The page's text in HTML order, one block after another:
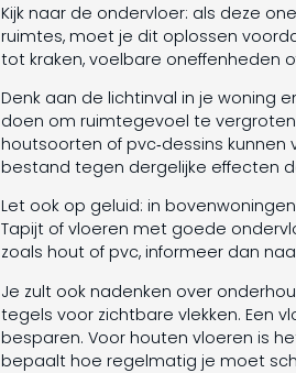
Kijk naar de ondervloer: als deze
ruimtes, moet je dit oplossen
tot kraken, voelbare oneffenheden
Denk aan de lichtinval in je woning
doen om ruimtegevoel te
houtsoorten of pvc‑dessins
bestand tegen dergelijke effecten
Let ook op geluid: in
Tapijt of vloeren met goede
zoals hout of pvc, informeer dan
Je zult ook nadenken over
tegels voor zichtbare vlekken. Een
besparen. Voor houten vloeren is
bepaalt hoe regelmatig je moet